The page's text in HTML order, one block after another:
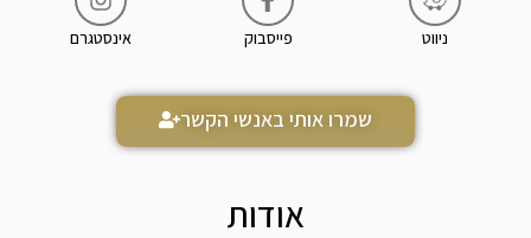
ניווט פייסבוק אינסטגרם
שמרו אותי באנשי הקשר
אודות